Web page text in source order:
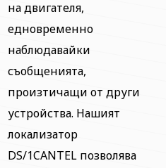
на двигателя,
едновременно
наблюдавайки
съобщенията,
произтичащи от други
устройства. Нашият
локализатор
DS/1CANTEL позволява